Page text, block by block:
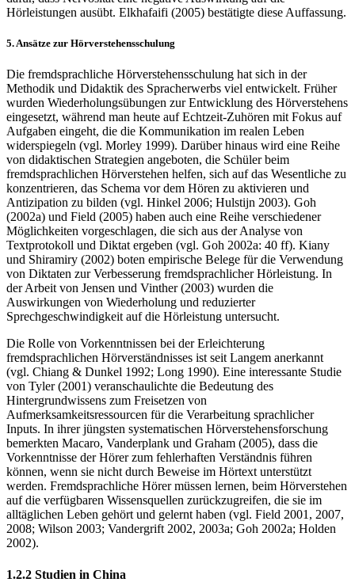
Hörleistungen ausübt. Elkhafaifi (2005) bestätigte diese Auffassung.
5.Ansätze zur Hörverstehensschulung
Die fremdsprachliche Hörverstehensschulung hat sich in der
Methodik und Didaktik des Spracherwerbs viel entwickelt. Früher
wurden Wiederholungsübungen zur Entwicklung des Hörverstehens
eingesetzt, während man heute auf Echtzeit-Zuhören mit Fokus auf
Aufgaben eingeht, die die Kommunikation im realen Leben
widerspiegeln (vgl. Morley 1999). Darüber hinaus wird eine Reihe
von didaktischen Strategien angeboten, die Schüler beim
fremdsprachlichen Hörverstehen helfen, sich auf das Wesentliche zu
konzentrieren, das Schema vor dem Hören zu aktivieren und
Antizipation zu bilden (vgl. Hinkel 2006; Hulstijn 2003). Goh
(2002a) und Field (2005) haben auch eine Reihe verschiedener
Möglichkeiten vorgeschlagen, die sich aus der Analyse von
Textprotokoll und Diktat ergeben (vgl. Goh 2002a: 40 ff). Kiany
und Shiramiry (2002) boten empirische Belege für die Verwendung
von Diktaten zur Verbesserung fremdsprachlicher Hörleistung. In
der Arbeit von Jensen und Vinther (2003) wurden die
Auswirkungen von Wiederholung und reduzierter
Sprechgeschwindigkeit auf die Hörleistung untersucht.
Die Rolle von Vorkenntnissen bei der Erleichterung
fremdsprachlichen Hörverständnisses ist seit Langem anerkannt
(vgl. Chiang & Dunkel 1992; Long 1990). Eine interessante Studie
von Tyler (2001) veranschaulichte die Bedeutung des
Hintergrundwissens zum Freisetzen von
Aufmerksamkeitsressourcen für die Verarbeitung sprachlicher
Inputs. In ihrer jüngsten systematischen Hörverstehensforschung
bemerkten Macaro, Vanderplank und Graham (2005), dass die
Vorkenntnisse der Hörer zum fehlerhaften Verständnis führen
können, wenn sie nicht durch Beweise im Hörtext unterstützt
werden. Fremdsprachliche Hörer müssen lernen, beim Hörverstehen
auf die verfügbaren Wissensquellen zurückzugreifen, die sie im
alltäglichen Leben gehört und gelernt haben (vgl. Field 2001, 2007,
2008; Wilson 2003; Vandergrift 2002, 2003a; Goh 2002a; Holden
2002).
1.2.2 Studien in China